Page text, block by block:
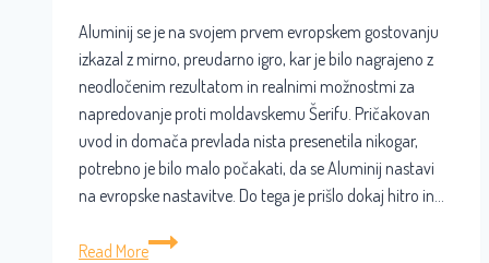
Aluminij se je na svojem prvem evropskem gostovanju
izkazal z mirno, preudarno igro, kar je bilo nagrajeno z
neodločenim rezultatom in realnimi možnostmi za
napredovanje proti moldavskemu Šerifu. Pričakovan
uvod in domača prevlada nista presenetila nikogar,
potrebno je bilo malo počakati, da se Aluminij nastavi
na evropske nastavitve. Do tega je prišlo dokaj hitro in…
Read More
Obetaven